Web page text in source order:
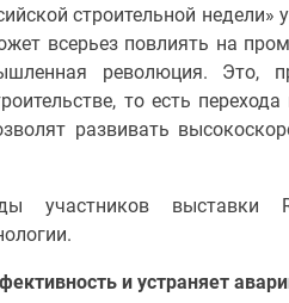
строительной недели»
всерьез повлиять на
революция. Это,
то есть
развивать
участников выставки
и устраняет